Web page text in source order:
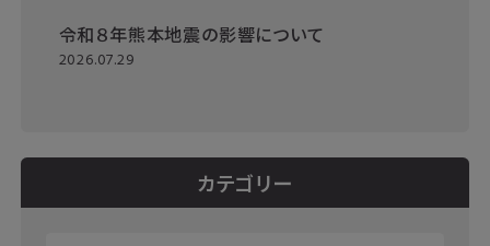
令和８年熊本地震の影響について
2026.07.29
カテゴリー